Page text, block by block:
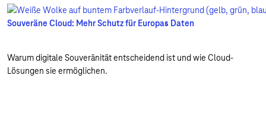
Souveräne Cloud: Mehr Schutz für Europas Daten
Warum digitale Souveränität entscheidend ist und wie Cloud-
Lösungen sie ermöglichen.